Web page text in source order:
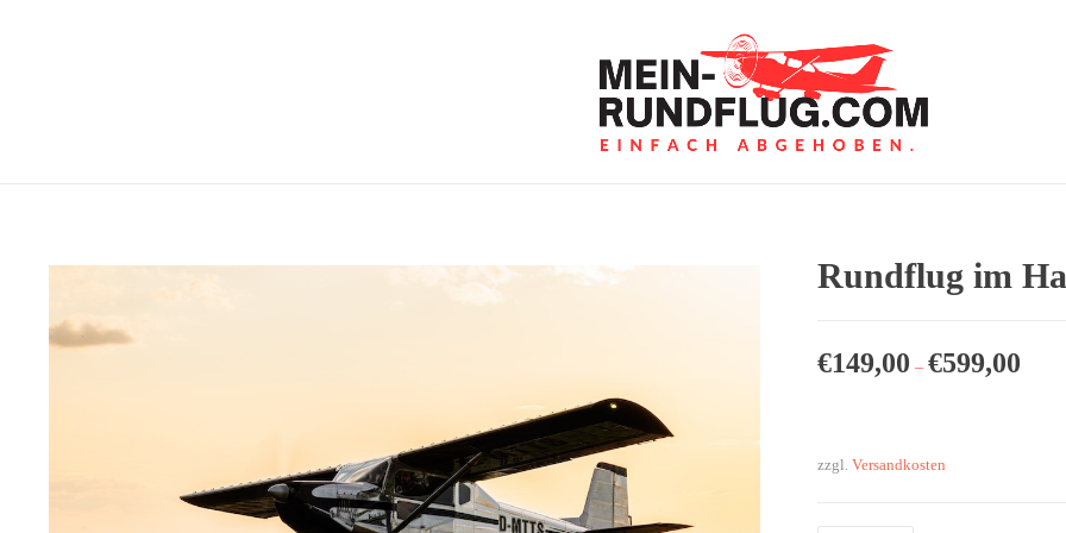
Rundflug im
€149,00 – €599,00
zzgl. Versandkosten